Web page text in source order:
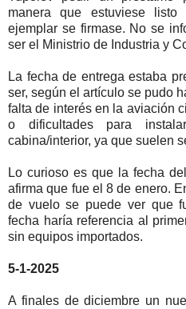
manera que estuviese
ejemplar se firmase. No se
ser el Ministrio de Industria y
La fecha de entrega estaba
ser, según el artículo se pudo
falta de interés en la aviación
o dificultades para
cabina/interior, ya que suelen
Lo curioso es que la fecha
afirma que fue el 8 de enero.
de vuelo se puede ver que
fecha haría referencia al
sin equipos importados.
5-1-2025
A finales de diciembre un